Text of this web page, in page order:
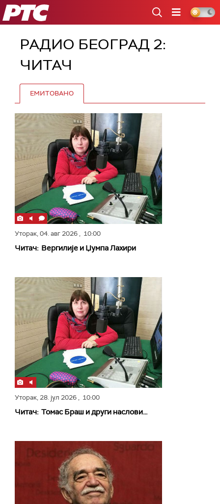
РТС
РАДИО БЕОГРАД 2:
ЧИТАЧ
ЕМИТОВАНО
Уторак,04. авг 2026, 10:00
Читач: Вергилије и Џумпа Лахири
Уторак,28. јул 2026, 10:00
Читач: Томас Браш и други наслови...